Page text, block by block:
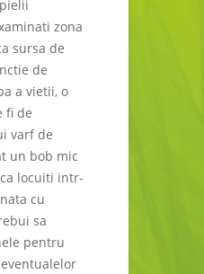
zona
sursa de
de
a vietii, o
fi de
varf de
un bob mic
locuiti intr-
cu
sa
pentru